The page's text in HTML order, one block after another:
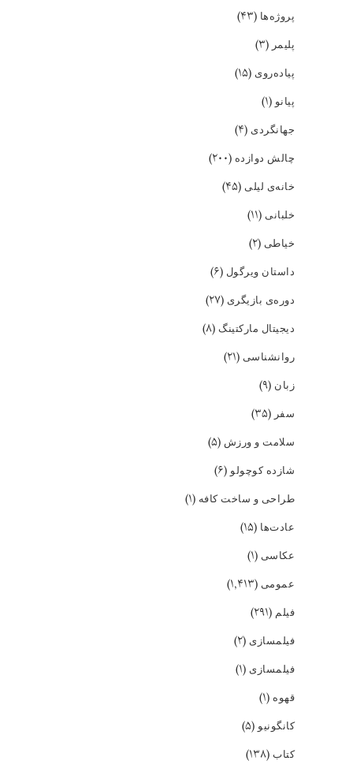
پروژه‌ها (۴۳)
پلیمر (۳)
پیاده‌روی (۱۵)
پیانو (۱)
جهانگردی (۴)
چالش دوازده (۲۰۰)
خانه‌ی لیلی (۴۵)
خلبانی (۱۱)
خیاطی (۲)
داستان ویرگول (۶)
دوره‌ی بازیگری (۲۷)
دیجیتال مارکتینگ (۸)
روانشناسی (۲۱)
زبان (۹)
سفر (۳۵)
سلامت و ورزش (۵)
شازده کوچولو (۶)
طراحی و ساخت کافه (۱)
عادت‌ها (۱۵)
عکاسی (۱)
عمومی (۱,۴۱۳)
فیلم (۲۹۱)
فیلمسازی (۲)
فیلمسازی (۱)
قهوه (۱)
کانگونیو (۵)
کتاب (۱۳۸)